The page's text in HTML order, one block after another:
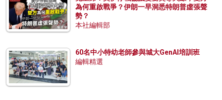
為何重啟戰爭？伊朗一早洞悉特朗普虛張聲
勢？
本社編輯部
60名中小特幼老師參與城大GenAI培訓班
編輯精選